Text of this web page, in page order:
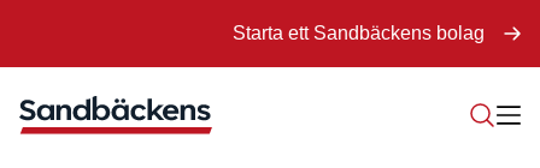
Starta ett Sandbäckens bolag